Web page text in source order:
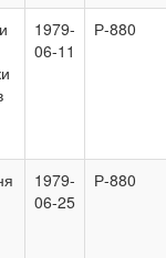
1979-
06-11
Р-880
1979-
06-25
Р-880